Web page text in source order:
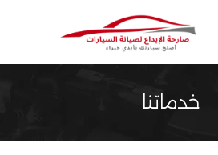
خدماتنا